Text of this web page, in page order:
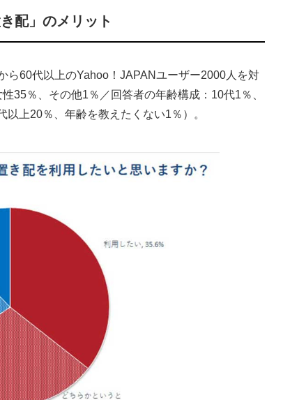
配」のメリット
60代以上のYahoo！JAPANユーザー2000人を対
35％、その他1％／回答者の年齢構成：10代1％、
上20％、年齢を教えたくない1％）。